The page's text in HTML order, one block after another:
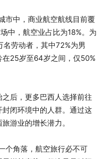
市中，商业航空航线目前覆
中，航空业占比为18%。为
劳动者，其中72%为男
25岁至64岁之间，仅50%
后，更多巴西人选择前往
闭环境中的人群。通过这
游业的增长潜力。
个角落，航空旅行必不可